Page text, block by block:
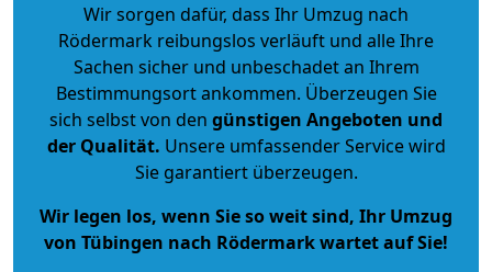
Wir sorgen dafür, dass Ihr Umzug nach
Rödermark reibungslos verläuft und alle Ihre
Sachen sicher und unbeschadet an Ihrem
Bestimmungsort ankommen. Überzeugen Sie
sich selbst von den günstigen Angeboten und
der Qualität. Unsere umfassender Service wird
Sie garantiert überzeugen.
Wir legen los, wenn Sie so weit sind, Ihr Umzug
von Tübingen nach Rödermark wartet auf Sie!